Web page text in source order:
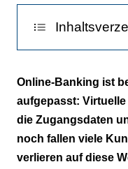
Wie ein
Heimlich
Unsichtbare
Online-Banking ist
aufgepasst:
die Zugangsdaten
noch fallen viele
verlieren auf diese